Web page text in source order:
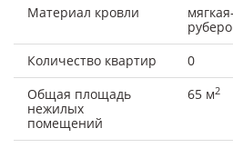
Материал кровли
Количество квартир
0
Общая площадь
нежилых
помещений
65 м2